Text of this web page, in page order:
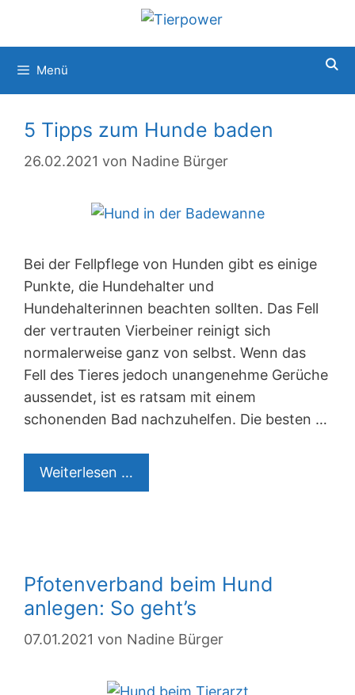
Menü
5 Tipps zum Hunde baden
26.02.2021 von Nadine Bürger
Bei der Fellpflege von Hunden gibt es einige
Punkte, die Hundehalter und
Hundehalterinnen beachten sollten. Das Fell
der vertrauten Vierbeiner reinigt sich
normalerweise ganz von selbst. Wenn das
Fell des Tieres jedoch unangenehme Gerüche
aussendet, ist es ratsam mit einem
schonenden Bad nachzuhelfen. Die besten …
Weiterlesen …
Tipps
Pfotenverband beim Hund
anlegen: So geht’s
07.01.2021 von Nadine Bürger